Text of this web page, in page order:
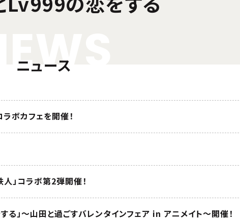
EW
ニュース
ボカフェを開催！
」コラボ第2弾開催！
」～山田と過ごすバレンタインフェア in アニメイト～開催！